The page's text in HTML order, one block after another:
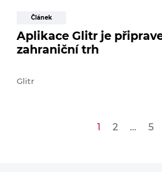
Článek
Aplikace Glitr je
zahraniční trh
Glitr
1 2 … 5